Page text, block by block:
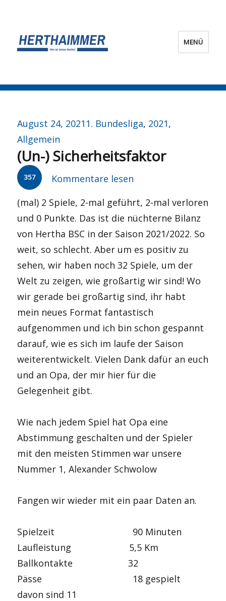
MENÜ
Veröffentlicht
am
August 24, 2021 Kategorien
1. Bundesliga, 2021,
Allgemein
(Un-) Sicherheitsfaktor
357
Kommentare lesen
(mal) 2 Spiele, 2-mal geführt, 2-mal verloren
und 0 Punkte. Das ist die nüchterne Bilanz
von Hertha BSC in der Saison 2021/2022. So
weit, so schlecht. Aber um es positiv zu
sehen, wir haben noch 32 Spiele, um der
Welt zu zeigen, wie großartig wir sind! Wo
wir gerade bei großartig sind, ihr habt
mein neues Format fantastisch
aufgenommen und ich bin schon gespannt
darauf, wie es sich im laufe der Saison
weiterentwickelt. Vielen Dank dafür an euch
und an Opa, der mir hier für die
Gelegenheit gibt.
Wie nach jedem Spiel hat Opa eine
Abstimmung geschalten und der Spieler
mit den meisten Stimmen war unsere
Nummer 1, Alexander Schwolow
Fangen wir wieder mit ein paar Daten an.
Spielzeit 90 Minuten
Laufleistung 5,5 Km
Ballkontakte 32
Pässe 18 gespielt
davon sind 11